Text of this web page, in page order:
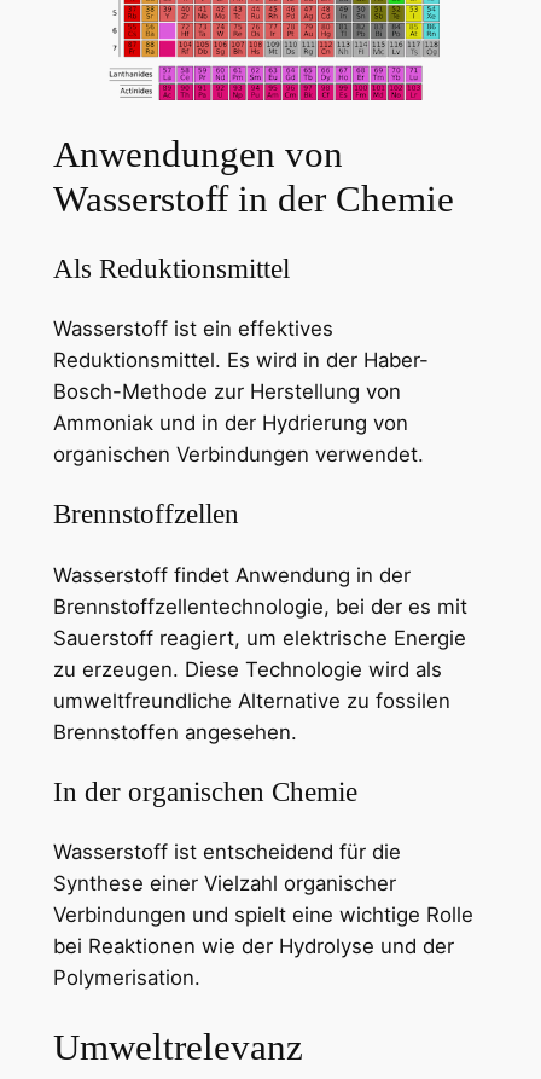
Anwendungen von
Wasserstoff in der Chemie
Als Reduktionsmittel
Wasserstoff ist ein effektives
Reduktionsmittel. Es wird in der Haber-
Bosch-Methode zur Herstellung von
Ammoniak und in der Hydrierung von
organischen Verbindungen verwendet.
Brennstoffzellen
Wasserstoff findet Anwendung in der
Brennstoffzellentechnologie, bei der es mit
Sauerstoff reagiert, um elektrische Energie
zu erzeugen. Diese Technologie wird als
umweltfreundliche Alternative zu fossilen
Brennstoffen angesehen.
In der organischen Chemie
Wasserstoff ist entscheidend für die
Synthese einer Vielzahl organischer
Verbindungen und spielt eine wichtige Rolle
bei Reaktionen wie der Hydrolyse und der
Polymerisation.
Umweltrelevanz